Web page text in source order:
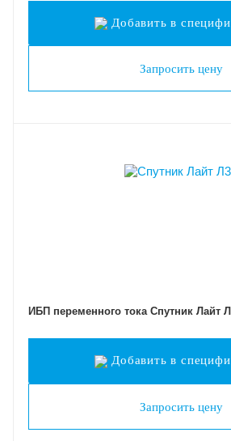
Добавить в
Запросить цену
ИБП переменного тока Спутник Лайт
Добавить в
Запросить цену